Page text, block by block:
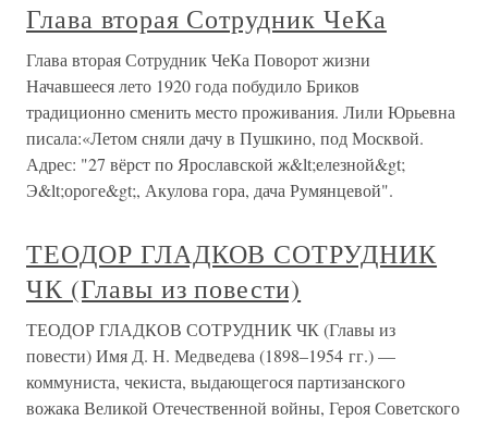
Глава вторая Сотрудник ЧеКа
Глава вторая Сотрудник ЧеКа Поворот жизни
Начавшееся лето 1920 года побудило Бриков
традиционно сменить место проживания. Лили Юрьевна
писала:«Летом сняли дачу в Пушкино, под Москвой.
Адрес: "27 вёрст по Ярославской ж&lt;елезной&gt;
Э&lt;ороге&gt;, Акулова гора, дача Румянцевой".
ТЕОДОР ГЛАДКОВ СОТРУДНИК
ЧК (Главы из повести)
ТЕОДОР ГЛАДКОВ СОТРУДНИК ЧК (Главы из
повести) Имя Д. Н. Медведева (1898–1954 гг.) —
коммуниста, чекиста, выдающегося партизанского
вожака Великой Отечественной войны, Героя Советского